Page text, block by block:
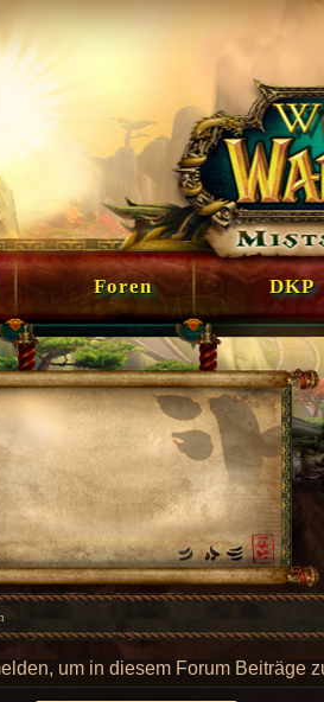
Foren DKP
um in diesem Forum Beiträge